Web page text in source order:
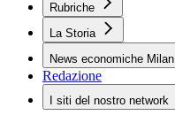
Rubriche
La Storia
News economiche Milan
Redazione
I siti del nostro network